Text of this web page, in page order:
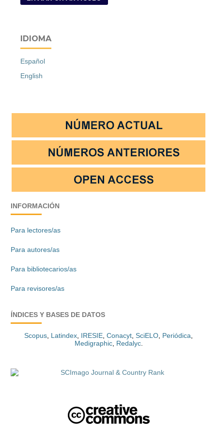
IDIOMA
Español
English
INFORMACIÓN
Para lectores/as
Para autores/as
Para bibliotecarios/as
Para revisores/as
ÍNDICES Y BASES DE DATOS
Scopus Latindex IRESIE Conacyt SciELO Periódica
Medigraphic, Redalyc.